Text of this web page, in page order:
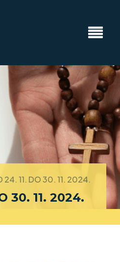
24. 11. DO 30. 11. 2024.
30. 11. 2024.